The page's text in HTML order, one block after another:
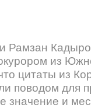
Рамзан
из
цитаты из
поводом для
значение и